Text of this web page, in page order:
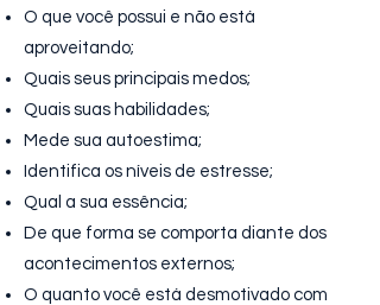
O que você possui e não está
aproveitando;
Quais seus principais medos;
Quais suas habilidades;
Mede sua autoestima;
Identifica os níveis de estresse;
Qual a sua essência;
De que forma se comporta diante dos
acontecimentos externos;
O quanto você está desmotivado com